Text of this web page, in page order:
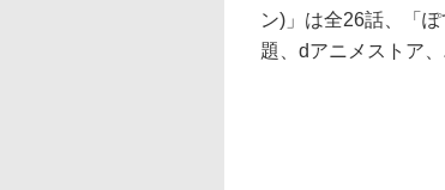
ン)」は全26話、「
題、dアニメストア